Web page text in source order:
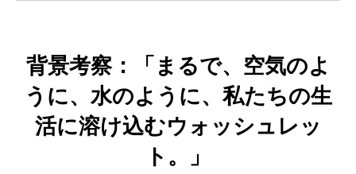
背景考察：「まるで、空気のよ
うに、水のように、私たちの生
活に溶け込むウォッシュレッ
ト。」